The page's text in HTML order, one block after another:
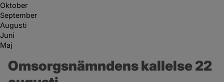
Oktober
September
Augusti
Juni
Maj
Omsorgsnämndens kallelse 22